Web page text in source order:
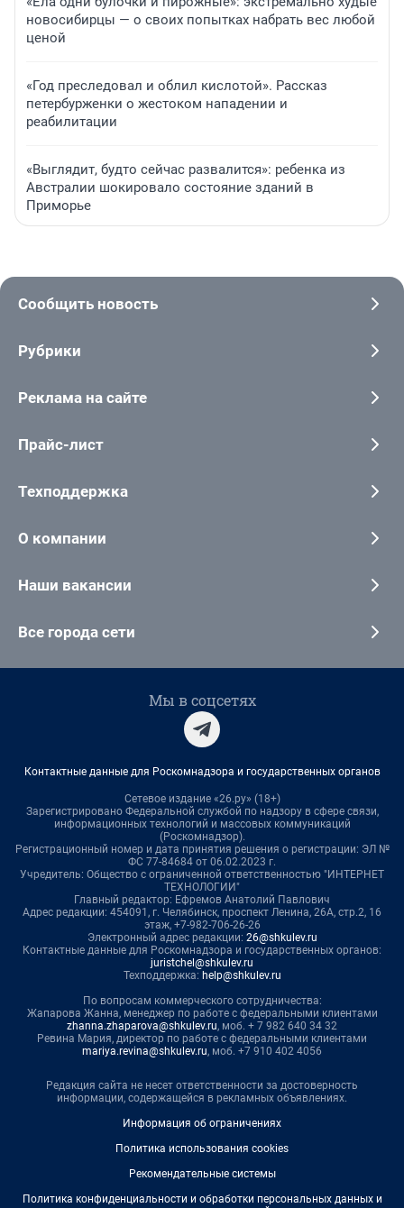
новосибирцы — о своих попытках набрать вес любой
ценой
«Год преследовал и облил кислотой». Рассказ
петербурженки о жестоком нападении и
реабилитации
«Выглядит, будто сейчас развалится»: ребенка из
Австралии шокировало состояние зданий в
Приморье
Сообщить новость
Рубрики
Реклама на сайте
Прайс-лист
Техподдержка
О компании
Наши вакансии
Все города сети
Мы в соцсетях
Контактные данные для Роскомнадзора и государственных органов
Сетевое издание «26.ру» (18+)
Зарегистрировано Федеральной службой по надзору в сфере связи,
информационных технологий и массовых коммуникаций
(Роскомнадзор).
Регистрационный номер и дата принятия решения о регистрации: ЭЛ №
ФС 77-84684 от 06.02.2023 г.
Учредитель: Общество с ограниченной ответственностью "ИНТЕРНЕТ
ТЕХНОЛОГИИ"
Главный редактор: Ефремов Анатолий Павлович
Адрес редакции: 454091, г. Челябинск, проспект Ленина, 26А, стр.2, 16
этаж, +7-982-706-26-26
Электронный адрес редакции: 26@shkulev.ru
Контактные данные для Роскомнадзора и государственных органов:
juristchel@shkulev.ru
Техподдержка: help@shkulev.ru
По вопросам коммерческого сотрудничества:
Жапарова Жанна, менеджер по работе с федеральными клиентами
zhanna.zhaparova@shkulev.ru, моб. + 7 982 640 34 32
Ревина Мария, директор по работе с федеральными клиентами
mariya.revina@shkulev.ru, моб. +7 910 402 4056
Редакция сайта не несет ответственности за достоверность
информации, содержащейся в рекламных объявлениях.
Информация об ограничениях
Политика использования cookies
Рекомендательные системы
Политика конфиденциальности и обработки персональных данных и